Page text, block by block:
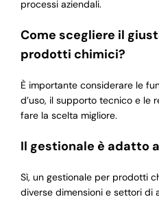
processi aziendali.
Come scegliere il
prodotti chimici?
È importante considerare le
d’uso, il supporto tecnico e le
fare la scelta migliore.
Il gestionale è adatto
Sì, un gestionale per prodotti
diverse dimensioni e settori di